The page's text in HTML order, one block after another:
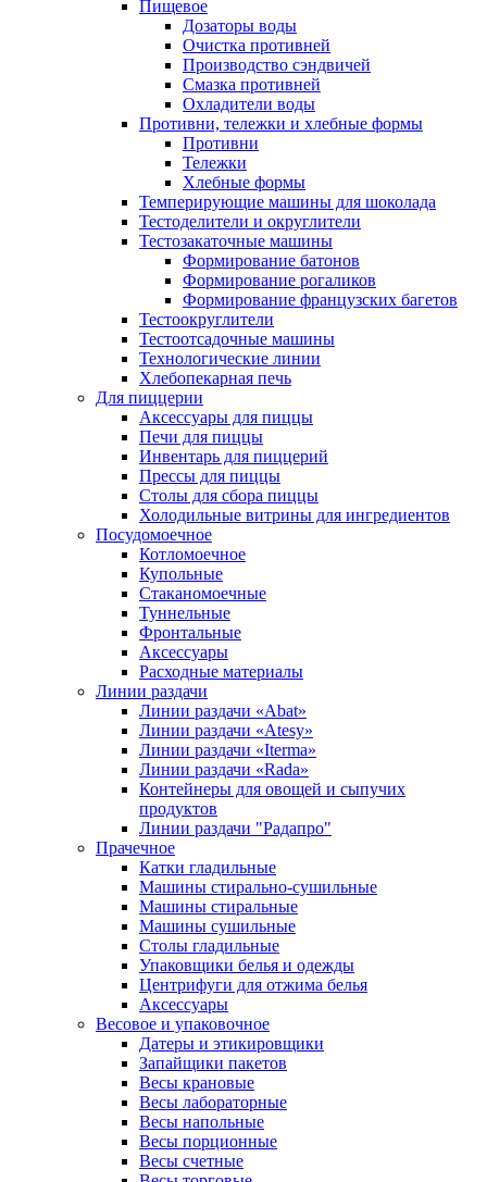
Пищевое
Дозаторы воды
Очистка противней
Производство сэндвичей
Смазка противней
Охладители воды
Противни, тележки и хлебные формы
Противни
Тележки
Хлебные формы
Темперирующие машины для шоколада
Тестоделители и округлители
Тестозакаточные машины
Формирование батонов
Формирование рогаликов
Формирование французских багетов
Тестоокруглители
Тестоотсадочные машины
Технологические линии
Хлебопекарная печь
Для пиццерии
Аксессуары для пиццы
Печи для пиццы
Инвентарь для пиццерий
Прессы для пиццы
Столы для сбора пиццы
Холодильные витрины для ингредиентов
Посудомоечное
Котломоечное
Купольные
Стаканомоечные
Туннельные
Фронтальные
Аксессуары
Расходные материалы
Линии раздачи
Линии раздачи «Abat»
Линии раздачи «Atesy»
Линии раздачи «Iterma»
Линии раздачи «Rada»
Контейнеры для овощей и сыпучих
продуктов
Линии раздачи "Радапро"
Прачечное
Катки гладильные
Машины стирально-сушильные
Машины стиральные
Машины сушильные
Столы гладильные
Упаковщики белья и одежды
Центрифуги для отжима белья
Аксессуары
Весовое и упаковочное
Датеры и этикировщики
Запайщики пакетов
Весы крановые
Весы лабораторные
Весы напольные
Весы порционные
Весы счетные